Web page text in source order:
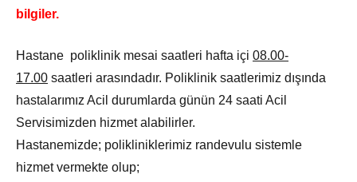
bilgiler.
Hastane poliklinik mesai saatleri hafta içi 08.00-
17.00 saatleri arasındadır. Poliklinik saatlerimiz dışında
hastalarımız Acil durumlarda günün 24 saati Acil
Servisimizden hizmet alabilirler.
Hastanemizde; polikliniklerimiz randevulu sistemle
hizmet vermekte olup;